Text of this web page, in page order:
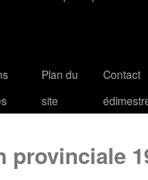
Plan du
site
Contact
provinciale